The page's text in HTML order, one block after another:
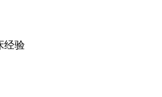
经验